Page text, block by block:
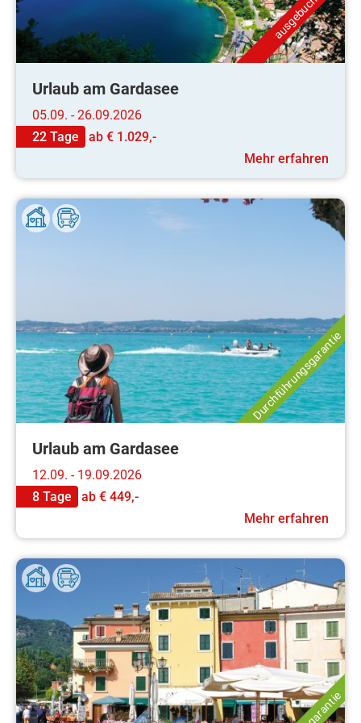
ausgebucht
Urlaub am Gardasee
05.09. - 26.09.2026
22 Tage
ab € 1.029,-
Mehr erfahren
Durchführungsgarantie
Urlaub am Gardasee
12.09. - 19.09.2026
8 Tage
ab € 449,-
Mehr erfahren